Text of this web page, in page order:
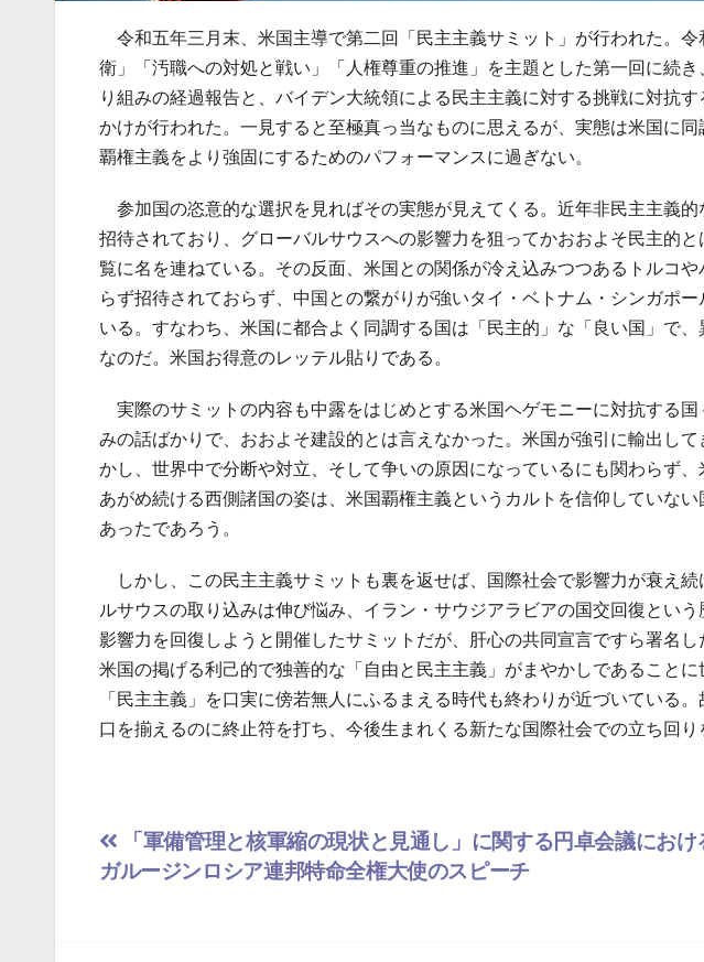
令和五年三月末、米国主導で第二回「民主主義サミット」が行われた。
衛」「汚職への対処と戦い」「人権尊重の推進」を主題とした第一回に続
り組みの経過報告と、バイデン大統領による民主主義に対する挑戦に対抗
かけが行われた。一見すると至極真っ当なものに思えるが、実態は米国に
覇権主義をより強固にするためのパフォーマンスに過ぎない。
参加国の恣意的な選択を見ればその実態が見えてくる。近年非民主主義
招待されており、グローバルサウスへの影響力を狙ってかおおよそ民主的
覧に名を連ねている。その反面、米国との関係が冷え込みつつあるトルコ
らず招待されておらず、中国との繋がりが強いタイ・ベトナム・シンガポ
いる。すなわち、米国に都合よく同調する国は「民主的」な「良い国」で、
なのだ。米国お得意のレッテル貼りである。
実際のサミットの内容も中露をはじめとする米国ヘゲモニーに対抗する
みの話ばかりで、おおよそ建設的とは言えなかった。米国が強引に輸出し
かし、世界中で分断や対立、そして争いの原因になっているにも関わらず
あがめ続ける西側諸国の姿は、米国覇権主義というカルトを信仰していな
あったであろう。
しかし、この民主主義サミットも裏を返せば、国際社会で影響力が衰え
ルサウスの取り込みは伸び悩み、イラン・サウジアラビアの国交回復とい
影響力を回復しようと開催したサミットだが、肝心の共同宣言ですら署名し
米国の掲げる利己的で独善的な「自由と民主主義」がまやかしであること
「民主主義」を口実に傍若無人にふるまえる時代も終わりが近づいている
口を揃えるのに終止符を打ち、今後生まれくる新たな国際社会での立ち回り
投
稿
「軍備管理と核軍縮の現状と見通し」に関する円卓会議におけ
ガルージンロシア連邦特命全権大使のスピーチ